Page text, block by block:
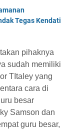
Tegas Kendati
pihaknya
sudah memiliki
TItaley yang
cara di
besar
Samson dan
guru besar,